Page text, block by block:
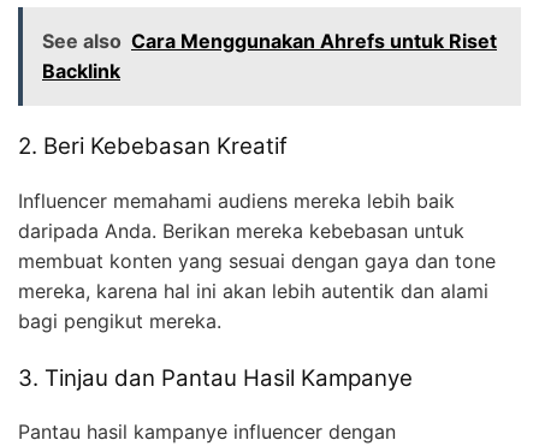
See also Cara Menggunakan Ahrefs untuk Riset
Backlink
2. Beri Kebebasan Kreatif
Influencer memahami audiens mereka lebih baik
daripada Anda. Berikan mereka kebebasan untuk
membuat konten yang sesuai dengan gaya dan tone
mereka, karena hal ini akan lebih autentik dan alami
bagi pengikut mereka.
3. Tinjau dan Pantau Hasil Kampanye
Pantau hasil kampanye influencer dengan